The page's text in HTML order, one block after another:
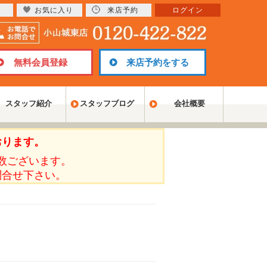
無料会員登録 来店予約をする
スタッフ紹介 スタッフブログ 会社概要
ます。
ざいます。
せ下さい。
お気に入り 来店予約 ログイン